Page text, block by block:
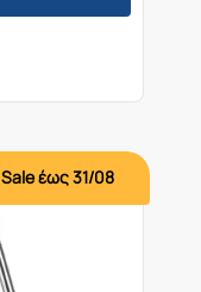
Sale έως 31/08